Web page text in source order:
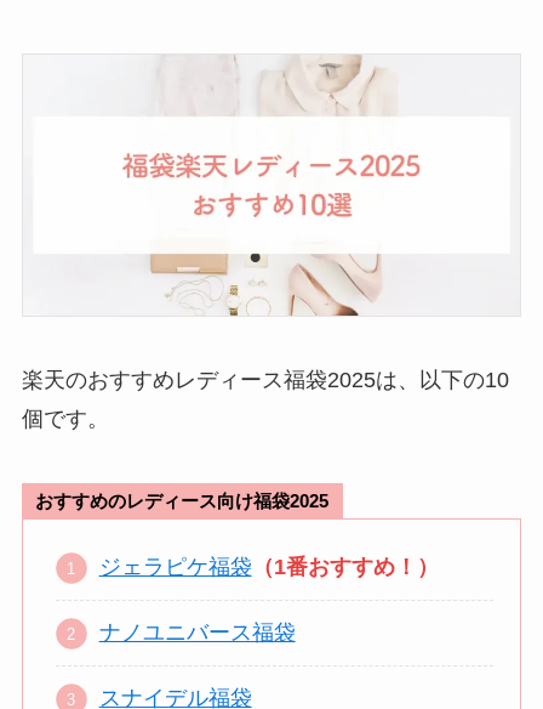
楽天のおすすめレディース福袋2025は、以下の10
個です。
おすすめのレディース向け福袋2025
ジェラピケ福袋 （1番おすすめ！）
ナノユニバース福袋
スナイデル福袋